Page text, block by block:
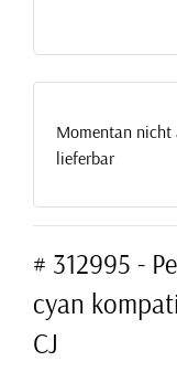
Momentan nicht
lieferbar
# 312995 -
cyan
CJ